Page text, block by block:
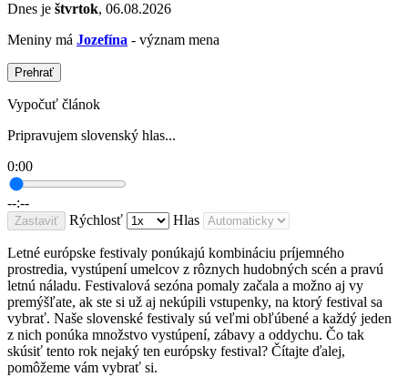
Dnes je štvrtok, 06.08.2026
Meniny má Jozefína - význam mena
Prehrať
Vypočuť článok
Pripravujem slovenský hlas...
0:00
--:--
Zastaviť Rýchlosť Hlas
Letné európske festivaly ponúkajú kombináciu príjemného
prostredia, vystúpení umelcov z rôznych hudobných scén a pravú
letnú náladu. Festivalová sezóna pomaly začala a možno aj vy
premýšľate, ak ste si už aj nekúpili vstupenky, na ktorý festival sa
vybrať. Naše slovenské festivaly sú veľmi obľúbené a každý jeden
z nich ponúka množstvo vystúpení, zábavy a oddychu. Čo tak
skúsiť tento rok nejaký ten európsky festival? Čítajte ďalej,
pomôžeme vám vybrať si.